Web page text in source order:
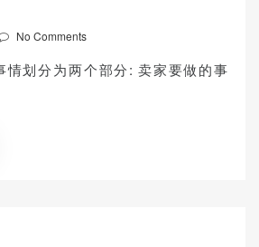
No Comments
情划分为两个部分: 卖家要做的事